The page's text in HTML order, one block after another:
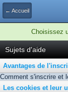
← Accueil
Choisissez
Sujets d'aide
Avantages de
Comment s'inscrire et
Les cookies et leur